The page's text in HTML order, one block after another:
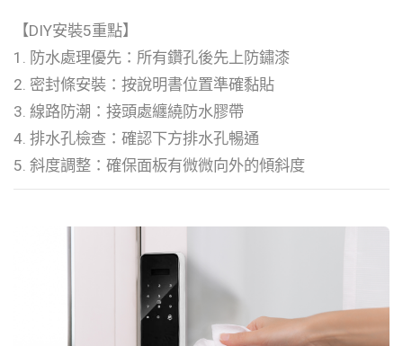
【DIY安裝5重點】
1. 防水處理優先：所有鑽孔後先上防鏽漆
2. 密封條安裝：按說明書位置準確黏貼
3. 線路防潮：接頭處纏繞防水膠帶
4. 排水孔檢查：確認下方排水孔暢通
5. 斜度調整：確保面板有微微向外的傾斜度